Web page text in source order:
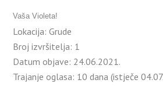
Vaša Violeta!
Lokacija: Grude
Broj izvršitelja: 1
Datum objave: 24.06.2021.
Trajanje oglasa: 10 dana (istječe